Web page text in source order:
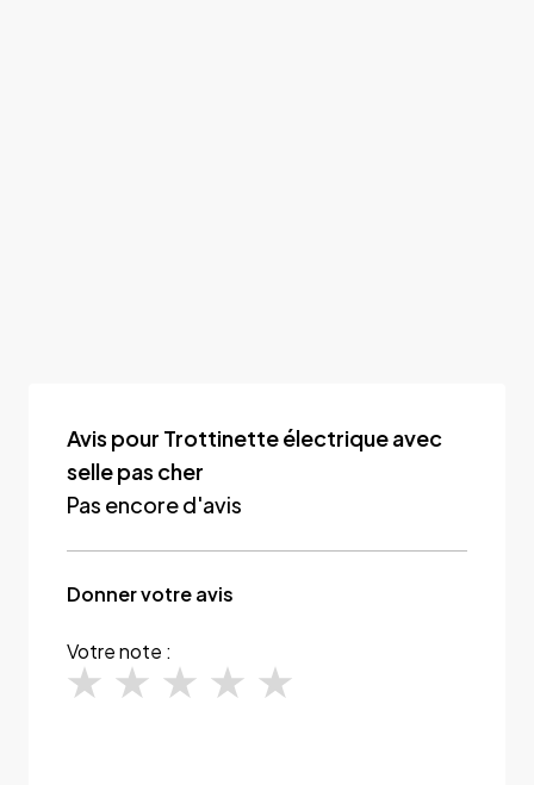
Avis pour Trottinette électrique avec
selle pas cher
Pas encore d'avis
Donner votre avis
Votre note :